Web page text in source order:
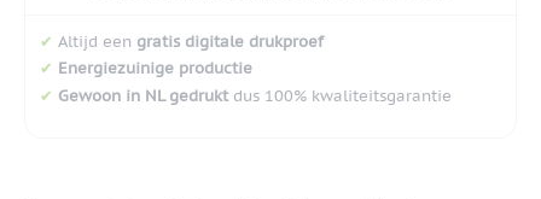
✔ Altijd een gratis digitale drukproef
✔ Energiezuinige productie
✔ Gewoon in NL gedruktdus 100% kwaliteitsgarantie